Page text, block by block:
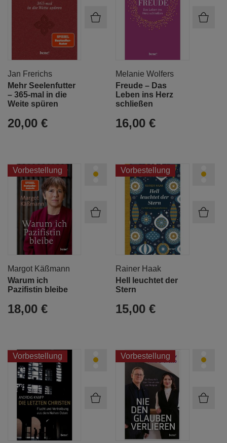
Jan Frerichs
Mehr Seelenfutter
– 365-mal in die
Weite spüren
20,00 €
Melanie Wolfers
Freude – Das
Leben ins Herz
schließen
16,00 €
Vorbestellung
Margot Käßmann
Warum ich
Pazifistin bleibe
18,00 €
Vorbestellung
Rainer Haak
Hell leuchtet der
Stern
15,00 €
Vorbestellung Vorbestellung